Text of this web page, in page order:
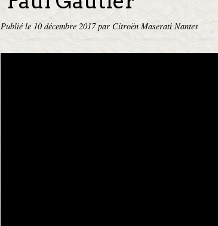
Publié le 10 décembre 2017par Citroën Maserati Nantes